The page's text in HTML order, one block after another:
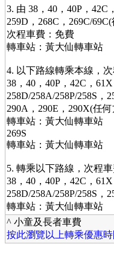
3. 由 38，40，40P，
259D，268C，269C/
次程車費：免費
轉車站：黃大仙轉車站
4. 以下路線轉乘本線，
38，40，40P，42C，
258D/258A/258P/258S，
290A，290E，290X(任
轉車站：黃大仙轉車站
269S
轉車站：黃大仙轉車站
5. 轉乘以下路線，次程
38，40，40P，42C，
258D/258A/258P/258S，
轉車站：黃大仙轉車站
^ 小童及長者車費
按此瀏覽以上轉乘優惠